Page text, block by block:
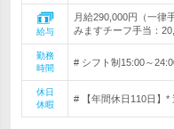
給与
月給290,000円（一律
みますチーフ手当：
勤務
時間
# シフト制15:00～
休日
休暇
# 【年間休日110日】*